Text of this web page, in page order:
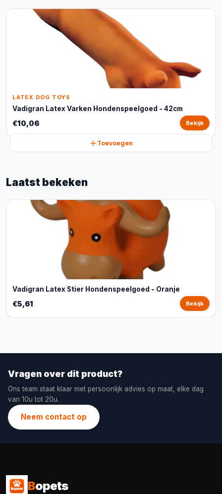
LATEX DOG TOYS
Vadigran Latex Varken Hondenspeelgoed - 42cm
€10,06 Bekijk
Toevoegen
Laatst bekeken
Vadigran Latex Stier Hondenspeelgoed - Oranje
€5,61 Bekijk
Vragen over dit product?
Ons team staat klaar met persoonlijk advies op maat, elke dag
van 10u tot 20u.
Neem contact op
Bopets